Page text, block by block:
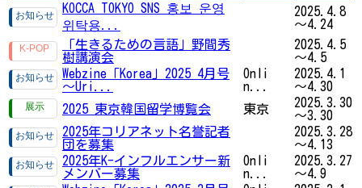
KOCCA TOKYO SNS 홍보 운영
위탁용...
2025.4.8
～4.24
「生きるための言語」野間秀
樹講演会
2025.4.5
～4.5
Webzine「Korea」2025 4月号
～Uri...
Onli
n...
2025.4.1
～4.30
2025 東京韓国留学博覧会
東京
2025.3.30
～3.30
2025年コリアネット名誉記者
団を募集
2025.3.28
～4.13
2025年K-インフルエンサー新
メンバー募集
Onli
n...
2025.3.27
～4.9